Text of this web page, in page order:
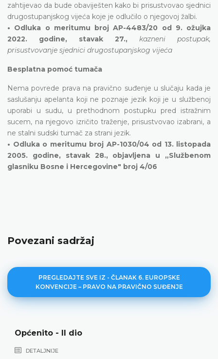
zahtijevao da bude obaviješten kako bi prisustvovao sjednici
drugostupanjskog vijeća koje je odlučilo o njegovoj žalbi.
• Odluka o meritumu broj AP-4483/20 od 9. ožujka
2022. godine, stavak 27., kazneni postupak,
prisustvovanje sjednici drugostupanjskog vijeća
Besplatna pomoć tumača
Nema povrede prava na pravično suđenje u slučaju kada je
saslušanju apelanta koji ne poznaje jezik koji je u službenoj
uporabi u sudu, u prethodnom postupku pred istražnim
sucem, na njegovo izričito traženje, prisustvovao izabrani, a
ne stalni sudski tumač za strani jezik.
• Odluka o meritumu broj AP-1030/04 od 13. listopada
2005. godine, stavak 28., objavljena u „Službenom
glasniku Bosne i Hercegovine" broj 4/06
Povezani sadržaj
PREGLEDAJTE SVE IZ - ČLANAK 6. EUROPSKE
KONVENCIJE – PRAVO NA PRAVIČNO SUĐENJE
Općenito - II dio
DETALJNIJE